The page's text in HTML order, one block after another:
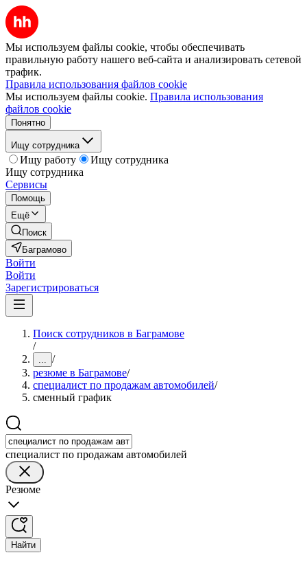
Мы используем файлы cookie, чтобы обеспечивать
правильную работу нашего веб-сайта и анализировать сетевой
трафик.
Правила использования файлов cookie
Мы используем файлы cookie. Правила использования
файлов cookie
Понятно
Ищу сотрудника
Ищу работу
Ищу сотрудника
Ищу сотрудника
Сервисы
Помощь
Ещё
Поиск
Баграмово
Войти
Войти
Зарегистрироваться
Поиск сотрудников в Баграмове
/
... /
резюме в Баграмове/
специалист по продажам автомобилей/
сменный график
специалист по продажам автомобилей
Резюме
Найти